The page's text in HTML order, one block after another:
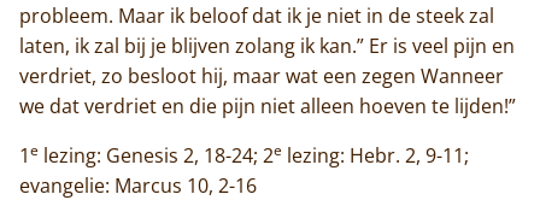
probleem. Maar ik beloof dat ik je niet in de steek zal
laten, ik zal bij je blijven zolang ik kan.” Er is veel pijn en
verdriet, zo besloot hij, maar wat een zegen Wanneer
we dat verdriet en die pijn niet alleen hoeven te lijden!”
1e lezing: Genesis 2, 18-24; 2e lezing: Hebr. 2, 9-11;
evangelie: Marcus 10, 2-16